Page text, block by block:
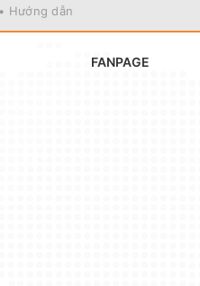
• Hướng dẫn
FANPAGE